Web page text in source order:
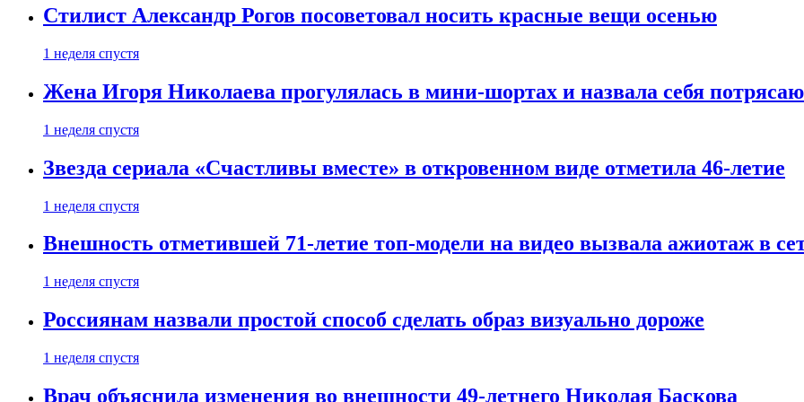
Стилист Александр Рогов посоветовал носить красные вещи осенью
1 неделя спустя
Жена Игоря Николаева прогулялась в мини-шортах и назвала себя
1 неделя спустя
Звезда сериала «Счастливы вместе» в откровенном виде отметила 46-летие
1 неделя спустя
Внешность отметившей 71-летие топ-модели на видео вызвала ажиотаж в
1 неделя спустя
Россиянам назвали простой способ сделать образ визуально дороже
1 неделя спустя
Врач объяснила изменения во внешности 49-летнего Николая Баскова